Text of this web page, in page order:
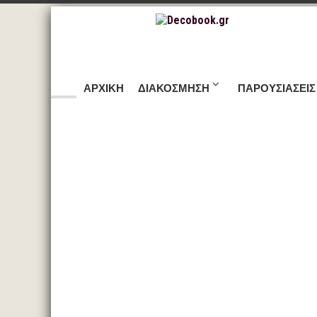
ΑΡΧΙΚΉ ΔΙΑΚΌΣΜΗΣΗ ΠΑΡΟΥΣΙΆΣΕΙΣ